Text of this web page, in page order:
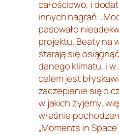
całościowo, i
innych nagrań.
pasowało
projektu. Beaty na
starają się
danego klimatu, i
celem jest
zaczepienie się o
w jakich żyjemy,
właśnie
„Moments in Space